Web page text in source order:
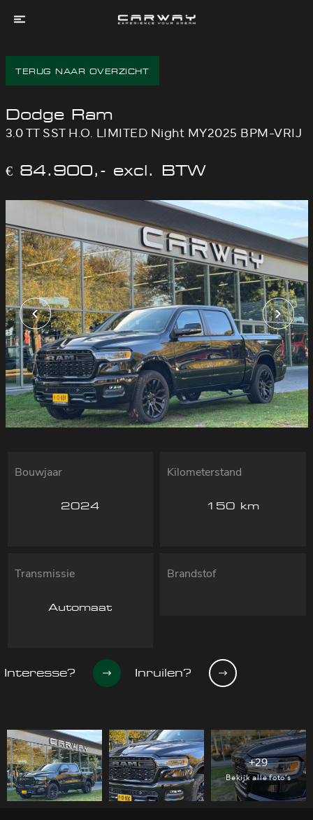
Aanbod
Experienced
Dreams
Ons
Contact
TERUG NAAR OVERZICHT
Dodge Ram
3.0 TT SST H.O. LIMITED Night MY2025 BPM-VRIJ
€ 84.900,- excl. BTW
Bouwjaar
2024
Kilometerstand
150 km
Transmissie
Automaat
Brandstof
Interesse? Inruilen?
+29
Bekijk alle foto’s